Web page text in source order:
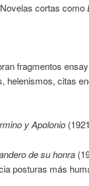
cortas como
fragmentos
helenismos, citas
y Apolonio
de su honra
posturas más